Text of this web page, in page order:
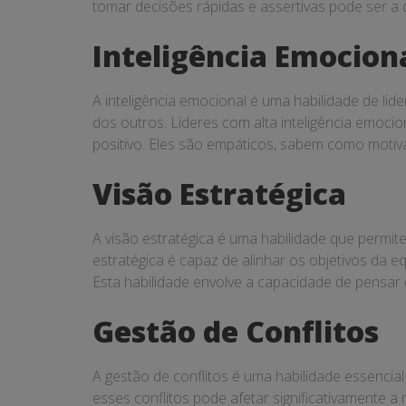
tomar decisões rápidas e assertivas pode ser
Inteligência
A inteligência emocional é uma habilidade de
dos outros. Líderes com alta inteligência
positivo. Eles são empáticos, sabem como
Visão Estratégica
A visão estratégica é uma habilidade que
estratégica é capaz de alinhar os objetivos da
Esta habilidade envolve a capacidade de
Gestão de Conflitos
A gestão de conflitos é uma habilidade
esses conflitos pode afetar significativamente